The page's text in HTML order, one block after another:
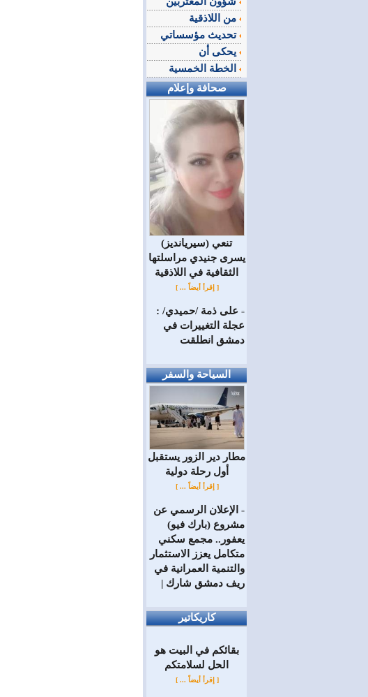
تحديث مؤسساتي
صحافة وإعلام
(سيريانديز) تنعي
يسرى جنيدي مراسلتها
الثقافية في اللاذقية
[ إقرأ أيضاً ... ]
= على ذمة /حميدي/ :
عجلة التغييرات في
دمشق انطلقت
السياحة والسفر
مطار دير الزور يستقبل
أول رحلة دولية
[ إقرأ أيضاً ... ]
=
الإعلان الرسمي عن
مشروع (بارك فيو)
يعفور.. مجمع سكني
متكامل يعزز الاستثمار
والتنمية العمرانية في
ريف دمشق شارك |
كاريكاتير
بقائكم في البيت هو
الحل لسلامتكم
[ إقرأ أيضاً ... ]